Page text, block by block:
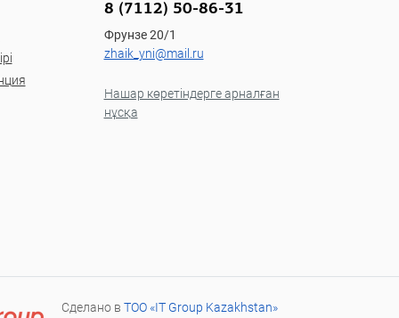
8 (7112) 50-86-31
Фрунзе 20/1
zhaik_yni@mail.ru
Нашар көретіндерге арналған
нұсқа
Сделано вТОО «IT Group Kazakhstan»